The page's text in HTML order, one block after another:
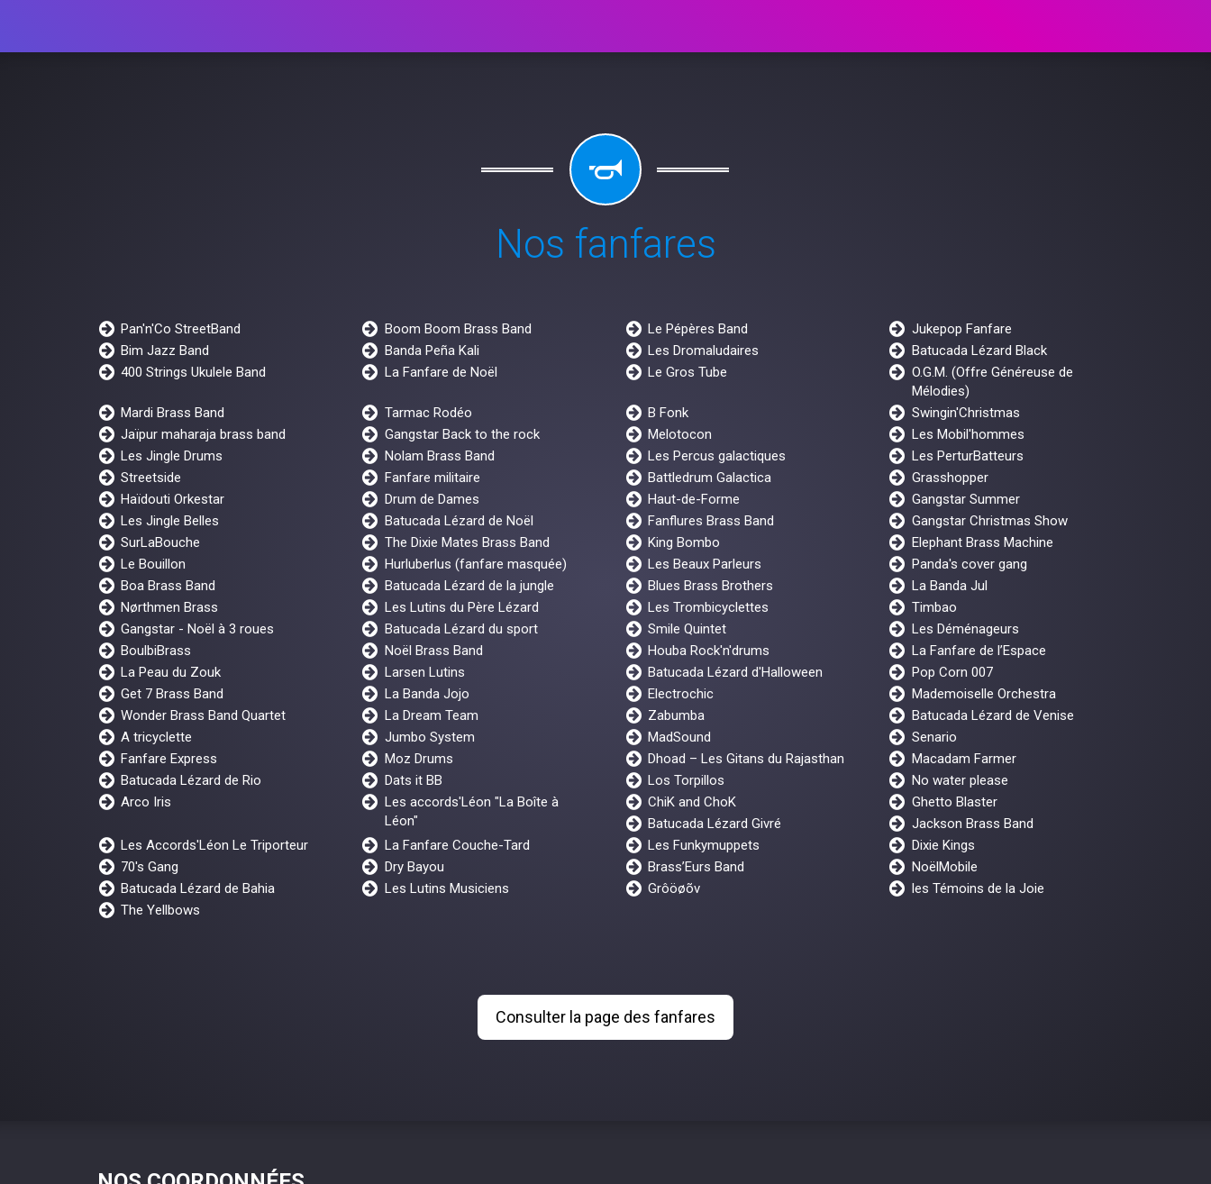
Nos fanfares
Pan'n'Co StreetBand Boom Boom Brass Band Le Pépères Band
Jukepop Fanfare
Bim Jazz Band
Banda Peña Kali Les Dromaludaires
Batucada Lézard Black
400 Strings Ukulele Band
La Fanfare de Noël Le Gros Tube
O.G.M. (Offre Généreuse de
Mélodies)
Mardi Brass Band
Tarmac Rodéo B Fonk
Swingin'Christmas
Jaïpur maharaja brass band
Gangstar Back to the rock Melotocon
Les Mobil'hommes
Les Jingle Drums
Nolam Brass Band Les Percus galactiques
Les PerturBatteurs
Streetside
Fanfare militaire Battledrum Galactica
Grasshopper
Haïdouti Orkestar
Drum de Dames Haut-de-Forme
Gangstar Summer
Les Jingle Belles
Batucada Lézard de Noël Fanflures Brass Band
Gangstar Christmas Show
SurLaBouche
The Dixie Mates Brass Band King Bombo
Elephant Brass Machine
Le Bouillon
Hurluberlus (fanfare masquée) Les Beaux Parleurs
Panda's cover gang
Boa Brass Band
Batucada Lézard de la jungle Blues Brass Brothers
La Banda Jul
Nørthmen Brass
Les Lutins du Père Lézard Les Trombicyclettes
Timbao
Gangstar - Noël à 3 roues
Batucada Lézard du sport Smile Quintet
Les Déménageurs
BoulbiBrass
Noël Brass Band Houba Rock'n'drums
La Fanfare de l’Espace
La Peau du Zouk
Larsen Lutins Batucada Lézard d'Halloween
Pop Corn 007
Get 7 Brass Band
La Banda Jojo Electrochic
Mademoiselle Orchestra
Wonder Brass Band Quartet
La Dream Team Zabumba
Batucada Lézard de Venise
A tricyclette
Jumbo System MadSound
Senario
Fanfare Express
Moz Drums Dhoad – Les Gitans du Rajasthan
Macadam Farmer
Batucada Lézard de Rio
Dats it BB Los Torpillos
No water please
Arco Iris
Les accords'Léon "La Boîte à
Léon"
ChiK and ChoK
Ghetto Blaster
Batucada Lézard Givré
Jackson Brass Band
Les Accords'Léon Le Triporteur
La Fanfare Couche-Tard Les Funkymuppets
Dixie Kings
70's Gang
Dry Bayou Brass’Eurs Band
NoëlMobile
Batucada Lézard de Bahia
Les Lutins Musiciens Grôöøõv
les Témoins de la Joie
The Yellbows
Consulter la page des fanfares